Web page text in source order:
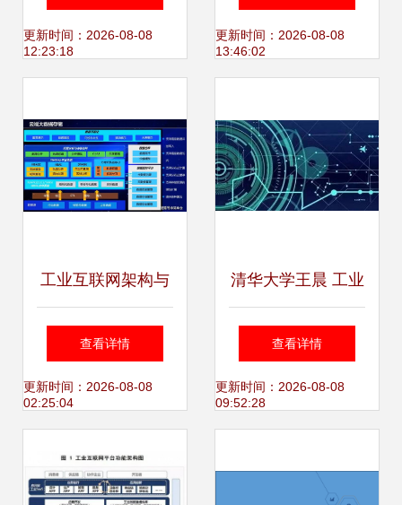
势助力
更新时间：2026-08-08
12:23:18
讼数据分析 原告胜
案未见显著地域差
异
更新时间：2026-08-08
13:46:02
工业互联网架构与
建设方案 构建数据
驱动的智慧工业新
查看详情
更新时间：2026-08-08
02:25:04
清华大学王晨 工业
大数据——从智能
制造到工业互联网
查看详情
更新时间：2026-08-08
09:52:28